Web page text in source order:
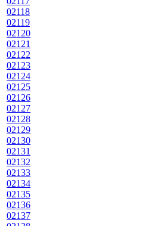
02118
02119
02120
02121
02122
02123
02124
02125
02126
02127
02128
02129
02130
02131
02132
02133
02134
02135
02136
02137